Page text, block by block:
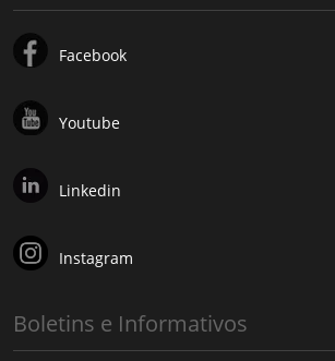
Facebook
Youtube
Linkedin
Instagram
Boletins e Informativos